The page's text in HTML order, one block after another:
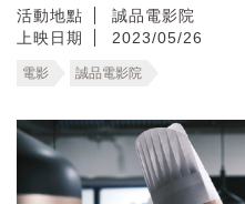
活動地點
誠品電影院
上映日期
2023/05/26
電影 誠品電影院